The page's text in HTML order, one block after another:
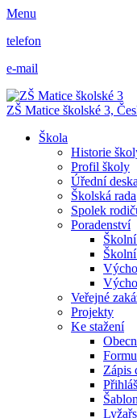
Menu
telefon
e-mail
ZŠ Matice školské 3,
Škola
Historie
Profil školy
Úřední deska
Školská rada
Spolek
Poradenství
Veřejné
Projekty
Ke stažení
Zápis